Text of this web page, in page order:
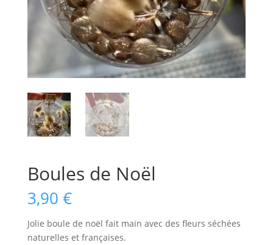
Boules de Noël
3,90 €
Jolie boule de noël fait main avec des fleurs séchées
naturelles et françaises.